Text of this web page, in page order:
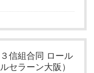
信組合同 ロール
セラーン大阪）